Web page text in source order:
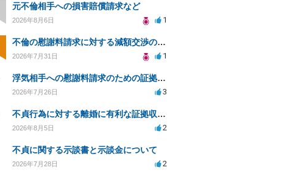
元不倫相手への損害賠償請求など
2026年8月6日 1
不倫の慰謝料請求に対する減額交渉の可能性と対策
2026年7月31日 1
浮気相手への慰謝料請求のための証拠集めと探偵選び
2026年7月26日 3
不貞行為に対する離婚に有利な証拠収集方法と法的手続きについて
2026年8月5日 2
不貞に関する示談書と示談金について
2026年7月28日 2